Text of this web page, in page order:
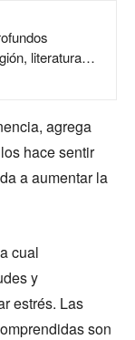
literatura…
agrega
hace sentir
a aumentar la
cual
y
estrés. Las
son